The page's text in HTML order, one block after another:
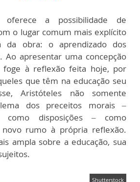
oferece a possibilidade de
o lugar comum mais explícito
da obra: o aprendizado dos
Ao apresentar uma concepção
à reflexão feita hoje, por
que têm na educação seu
Aristóteles não somente
dos preceitos morais –
como disposições – como
rumo à própria reflexão.
ampla sobre a educação, sua
Shutterstock